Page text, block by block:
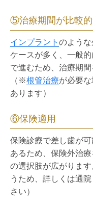
⑤治療期間が比較
インプラント のよう
ケースが多く、一般
で進むため、治療期
（※根管治療が必要
あります）
⑥保険適用
保険診療で差し歯が
あるため、保険外治
の選択肢が広がりま
うため、詳しくは通
さい）